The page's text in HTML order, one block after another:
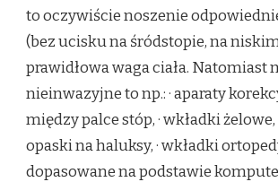
to oczywiście noszenie
(bez ucisku na śródstopie, na
prawidłowa waga ciała. Natomiast
nieinwazyjne to np.: · aparaty
między palce stóp, · wkładki żelowe,
opaski na haluksy, · wkładki
dopasowane na podstawie